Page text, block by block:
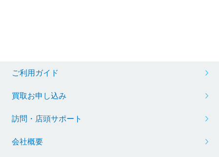
ご利用ガイド
買取お申し込み
訪問・店頭サポート
会社概要